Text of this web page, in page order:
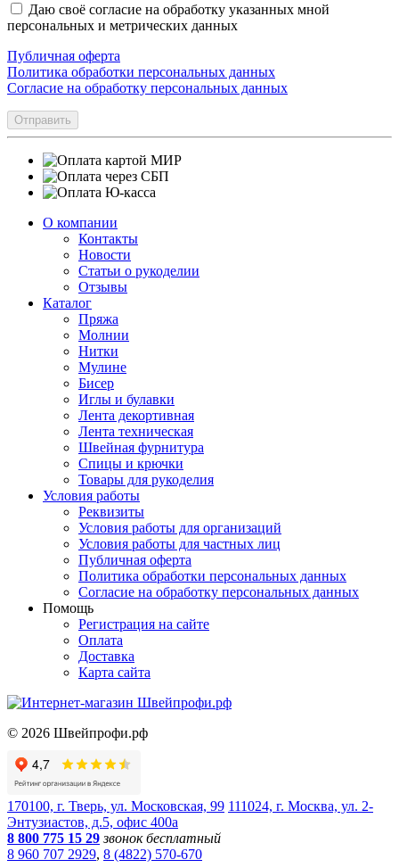
Даю своё согласие на обработку указанных мной
персональных и метрических данных
Публичная оферта
Политика обработки персональных данных
Согласие на обработку персональных данных
Отправить
О компании
Контакты
Новости
Статьи о рукоделии
Отзывы
Каталог
Пряжа
Молнии
Нитки
Мулине
Бисер
Иглы и булавки
Лента декортивная
Лента техническая
Швейная фурнитура
Спицы и крючки
Товары для рукоделия
Условия работы
Реквизиты
Условия работы для организаций
Условия работы для частных лиц
Публичная оферта
Политика обработки персональных данных
Согласие на обработку персональных данных
Помощь
Регистрация на сайте
Оплата
Доставка
Карта сайта
© 2026 Швейпрофи.рф
170100, г. Тверь, ул. Московская, 99 111024, г. Москва, ул. 2-
Энтузиастов, д.5, офис 400а
8 800 775 15 29 звонок бесплатный
8 960 707 2929, 8 (4822) 570-670